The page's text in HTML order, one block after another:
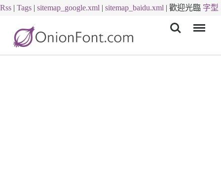
Rss | Tags | sitemap_google.xml | sitemap_baidu.xml | 歡迎光臨 字型